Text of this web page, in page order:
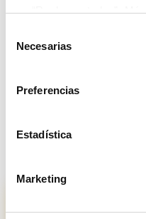
en “Rechazar todas”.
Necesarias
Preferencias
Estadística
Marketing
Más de 3.500